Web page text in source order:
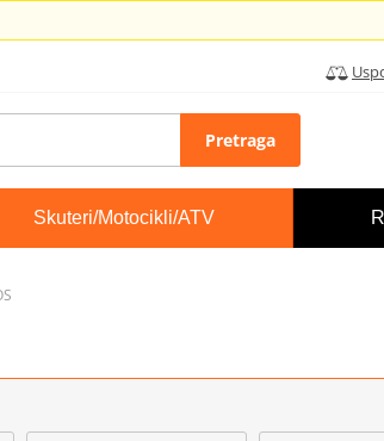
Pretraga
Skuteri/Motocikli/ATV